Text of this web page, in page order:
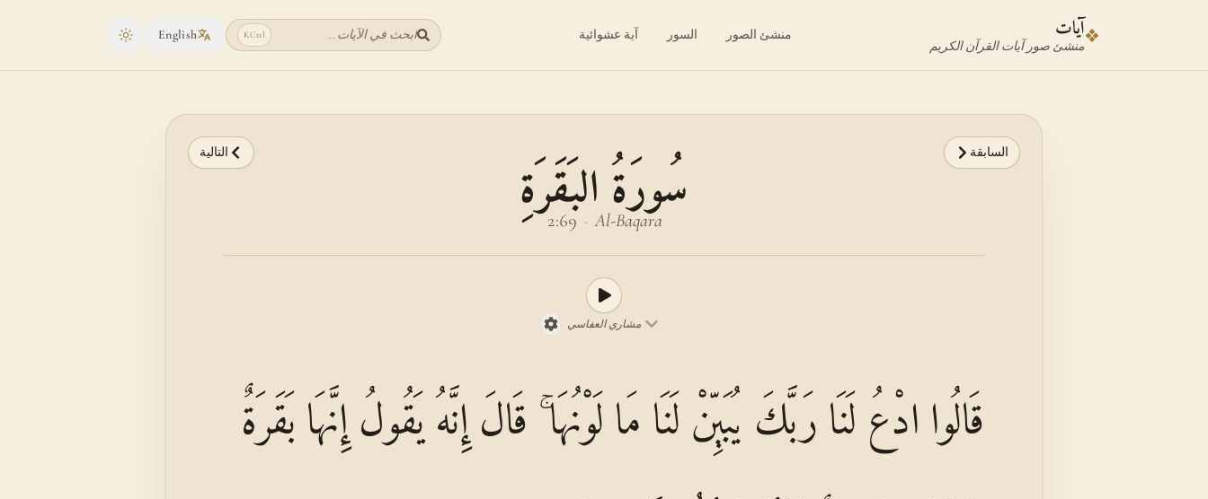
❖آيات
منشئ صور آيات القرآن الكريم
منشئ الصور السور آية عشوائية ابحث في الآيات... Ctrl
K
English
Toggle theme
السابقة التالية
سُورَةُ البَقَرَةِ
Al-Baqara
·
2:69
مشاري العفاسي
قَالُوا ادْعُ لَنَا رَبَّكَ يُبَيِّنْ لَنَا مَا لَوْنُهَا ۚ قَالَ إِنَّهُ يَقُولُ إِنَّهَا بَقَرَةٌ